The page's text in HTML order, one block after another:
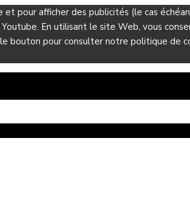
pour afficher des publicités (le cas
En utilisant le site Web, vous
bouton pour consulter notre politique de